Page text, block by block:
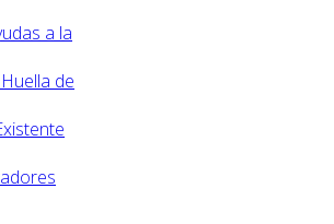
a la
de